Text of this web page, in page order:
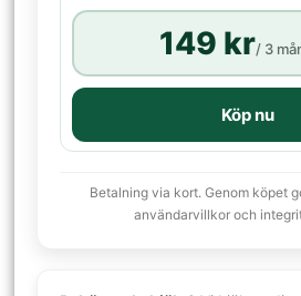
149 kr/ 3
Köp nu
Betalning via kort. Genom köpet
användarvillkor och